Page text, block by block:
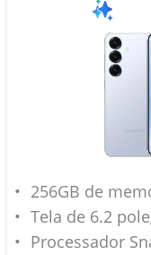
256GB de
Tela de 6.2
Processador